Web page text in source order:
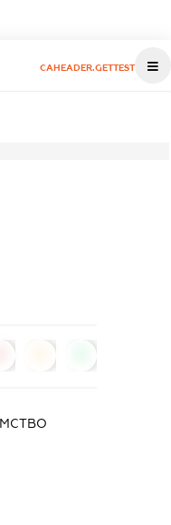
CAHEADER.GETTEST